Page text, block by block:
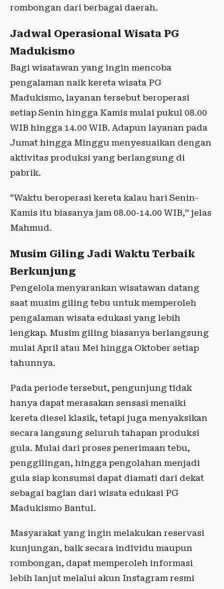
rombongan dari berbagai daerah.
Jadwal Operasional Wisata PG
Madukismo
Bagi wisatawan yang ingin mencoba
pengalaman naik kereta wisata PG
Madukismo, layanan tersebut beroperasi
setiap Senin hingga Kamis mulai pukul 08.00
WIB hingga 14.00 WIB. Adapun layanan pada
Jumat hingga Minggu menyesuaikan dengan
aktivitas produksi yang berlangsung di
pabrik.
“Waktu beroperasi kereta kalau hari Senin-
Kamis itu biasanya jam 08.00-14.00 WIB,” jelas
Mahmud.
Musim Giling Jadi Waktu Terbaik
Berkunjung
Pengelola menyarankan wisatawan datang
saat musim giling tebu untuk memperoleh
pengalaman wisata edukasi yang lebih
lengkap. Musim giling biasanya berlangsung
mulai April atau Mei hingga Oktober setiap
tahunnya.
Pada periode tersebut, pengunjung tidak
hanya dapat merasakan sensasi menaiki
kereta diesel klasik, tetapi juga menyaksikan
secara langsung seluruh tahapan produksi
gula. Mulai dari proses penerimaan tebu,
penggilingan, hingga pengolahan menjadi
gula siap konsumsi dapat diamati dari dekat
sebagai bagian dari wisata edukasi PG
Madukismo Bantul.
Masyarakat yang ingin melakukan reservasi
kunjungan, baik secara individu maupun
rombongan, dapat memperoleh informasi
lebih lanjut melalui akun Instagram resmi